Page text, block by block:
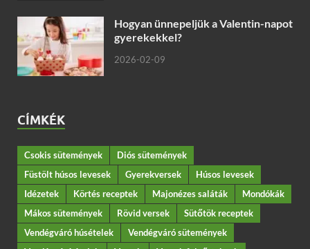
Hogyan ünnepeljük a Valentin-napot
gyerekekkel?
2026-02-09
CÍMKÉK
Csokis sütemények
Diós sütemények
Füstölt húsos levesek
Gyerekversek
Húsos levesek
Idézetek
Körtés receptek Majonézes saláták
Mondókák
Mákos sütemények
Rövid versek
Sütőtök receptek
Vendégváró húsételek
Vendégváró sütemények